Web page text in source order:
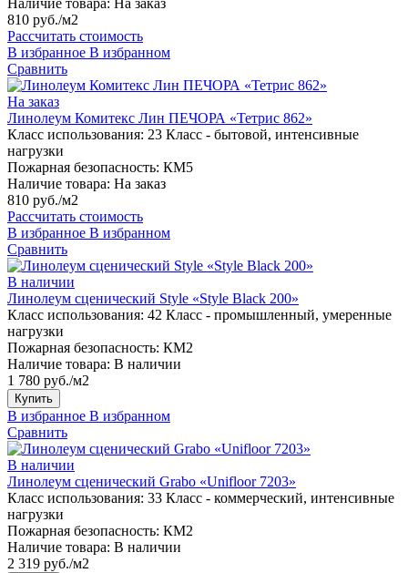
Наличие товара: На заказ
810 руб./м2
Рассчитать стоимость
В избранное В избранном
Сравнить
На заказ
Линолеум Комитекс Лин ПЕЧОРА «Тетрис 862»
Класс использования: 23 Класс - бытовой, интенсивные
нагрузки
Пожарная безопасность: КМ5
Наличие товара: На заказ
810 руб./м2
Рассчитать стоимость
В избранное В избранном
Сравнить
В наличии
Линолеум сценический Style «Style Black 200»
Класс использования: 42 Класс - промышленный, умеренные
нагрузки
Пожарная безопасность: КМ2
Наличие товара: В наличии
1 780 руб./м2
Купить
В избранное В избранном
Сравнить
В наличии
Линолеум сценический Grabo «Unifloor 7203»
Класс использования: 33 Класс - коммерческий, интенсивные
нагрузки
Пожарная безопасность: КМ2
Наличие товара: В наличии
2 319 руб./м2